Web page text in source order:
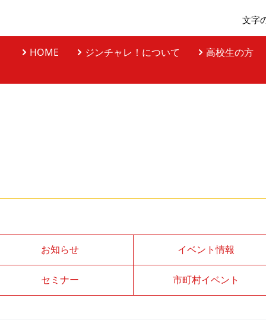
文字
HOME ジンチャレ！について 高校生の方
お知らせ イベント情報
セミナー 市町村イベント